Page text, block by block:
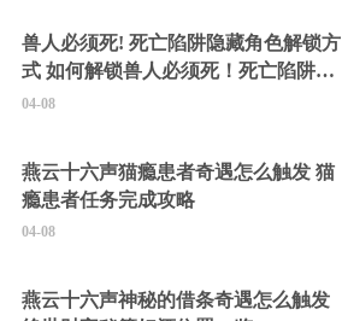
兽人必须死! 死亡陷阱隐藏角色解锁方
式 如何解锁兽人必须死！死亡陷阱中
的隐藏角色
04-08
燕云十六声猫瘾患者奇遇怎么触发 猫
瘾患者任务完成攻略
04-08
燕云十六声神秘的借条奇遇怎么触发